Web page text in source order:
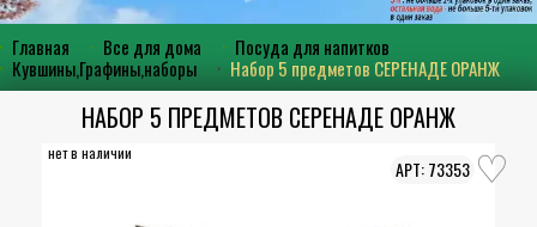
Главная Все для дома
Посуда для напитков
Кувшины,Графины,наборы
Набор 5 предметов СЕРЕНАДЕ ОРАНЖ
НАБОР 5 ПРЕДМЕТОВ СЕРЕНАДЕ ОРАНЖ
нет в наличии
73353